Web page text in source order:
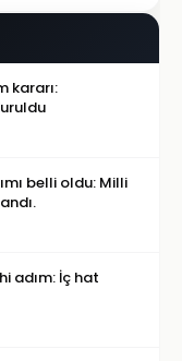
kararı:
belli oldu: Milli
adım: İç hat